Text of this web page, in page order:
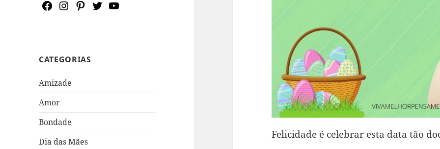
CATEGORIAS
Amizade
Amor
Bondade
Dia das Mães
Felicidade é celebrar esta data tão